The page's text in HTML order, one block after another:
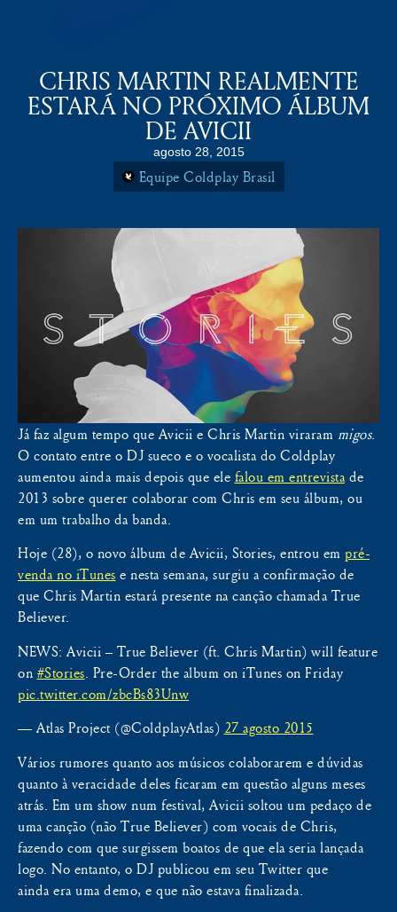
CHRIS MARTIN REALMENTE
ESTARÁ NO PRÓXIMO ÁLBUM
DE AVICII
agosto 28, 2015
Equipe Coldplay Brasil
Já faz algum tempo que Avicii e Chris Martin viraram migos.
O contato entre o DJ sueco e o vocalista do Coldplay
aumentou ainda mais depois que ele falou em entrevista de
2013 sobre querer colaborar com Chris em seu álbum, ou
em um trabalho da banda.
Hoje (28), o novo álbum de Avicii, Stories, entrou em pré-
venda no iTunes e nesta semana, surgiu a confirmação de
que Chris Martin estará presente na canção chamada True
Believer.
NEWS: Avicii – True Believer (ft. Chris Martin) will feature
on #Stories. Pre-Order the album on iTunes on Friday
pic.twitter.com/zbcBs83Unw
— Atlas Project (@ColdplayAtlas) 27 agosto 2015
Vários rumores quanto aos músicos colaborarem e dúvidas
quanto à veracidade deles ficaram em questão alguns meses
atrás. Em um show num festival, Avicii soltou um pedaço de
uma canção (não True Believer) com vocais de Chris,
fazendo com que surgissem boatos de que ela seria lançada
logo. No entanto, o DJ publicou em seu Twitter que
ainda era uma demo, e que não estava finalizada.